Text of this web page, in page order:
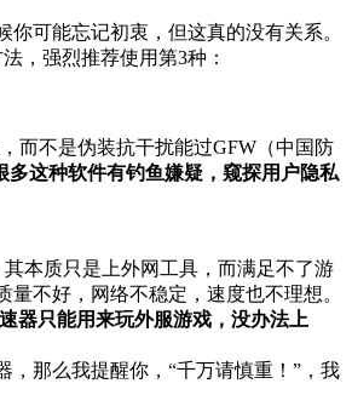
可能忘记初衷，但这真的没有关系。
，强烈推荐使用第3种：
而不是伪装抗干扰能过GFW（中国防
这种软件有钓鱼嫌疑，窥探用户隐私
本质只是上外网工具，而满足不了游
不好，网络不稳定，速度也不理想。
器只能用来玩外服游戏，没办法上
那么我提醒你，“千万请慎重！”，我